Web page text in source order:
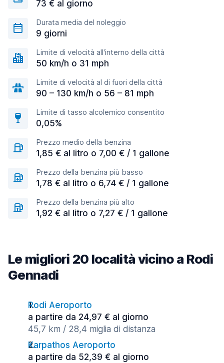
73 € al giorno
Durata media del noleggio
9 giorni
Limite di velocità all'interno della città
50 km/h o 31 mph
Limite di velocità al di fuori della città
90 – 130 km/h o 56 – 81 mph
Limite di tasso alcolemico consentito
0,05%
Prezzo medio della benzina
1,85 € al litro o 7,00 € / 1 gallone
Prezzo della benzina più basso
1,78 € al litro o 6,74 € / 1 gallone
Prezzo della benzina più alto
1,92 € al litro o 7,27 € / 1 gallone
Le migliori 20 località vicino a Rodi
Gennadi
Rodi Aeroporto
a partire da 24,97 € al giorno
45,7 km / 28,4 miglia di distanza
Karpathos Aeroporto
a partire da 52,39 € al giorno